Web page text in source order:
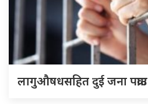
लागुऔषधसहित दुई जना पक्राउ